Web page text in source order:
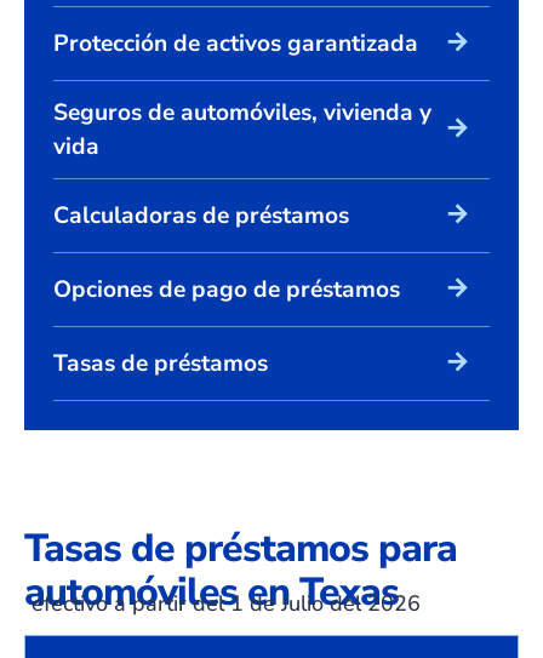
Protección de activos garantizada arrow_forward
Seguros de automóviles, vivienda y
vida
arrow_forward
Calculadoras de préstamos arrow_forward
Opciones de pago de préstamos arrow_forward
Tasas de préstamos arrow_forward
Tasas de préstamos para
automóviles en Texas
efectivo a partir del 1 de Julio del 2026